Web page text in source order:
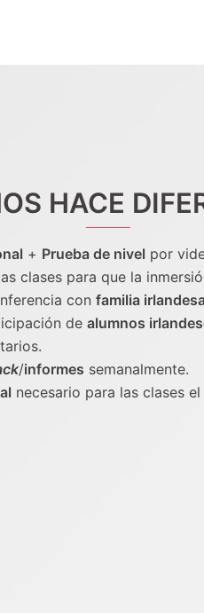
HACE
+ Prueba de nivel por
clases para que la
con familia
de alumnos
/informes semanalmente.
necesario para las clases